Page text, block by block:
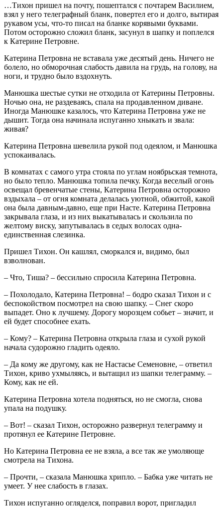
…Тихон пришел на почту, пошептался с почтарем Василием,
взял у него телеграфный бланк, повертел его и долго, вытирая
рукавом усы, что-то писал на бланке корявыми буквами.
Потом осторожно сложил бланк, засунул в шапку и поплелся
к Катерине Петровне.
Катерина Петровна не вставала уже десятый день. Ничего не
болело, но обморочная слабость давила на грудь, на голову, на
ноги, и трудно было вздохнуть.
Манюшка шестые сутки не отходила от Катерины Петровны.
Ночью она, не раздеваясь, спала на продавленном диване.
Иногда Манюшке казалось, что Катерина Петровна уже не
дышит. Тогда она начинала испуганно хныкать и звала:
живая?
Катерина Петровна шевелила рукой под одеялом, и Манюшка
успокаивалась.
В комнатах с самого утра стояла по углам ноябрьская темнота,
но было тепло. Манюшка топила печку. Когда веселый огонь
освещал бревенчатые стены, Катерина Петровна осторожно
вздыхала – от огня комната делалась уютной, обжитой, какой
она была давным-давно, еще при Насте. Катерина Петровна
закрывала глаза, и из них выкатывалась и скользила по
желтому виску, запутывалась в седых волосах одна-
единственная слезинка.
Пришел Тихон. Он кашлял, сморкался и, видимо, был
взволнован.
– Что, Тиша? – бессильно спросила Катерина Петровна.
– Похолодало, Катерина Петровна! – бодро сказал Тихон и с
беспокойством посмотрел на свою шапку. – Снег скоро
выпадет. Оно к лучшему. Дорогу морозцем собьет – значит, и
ей будет способнее ехать.
– Кому? – Катерина Петровна открыла глаза и сухой рукой
начала судорожно гладить одеяло.
– Да кому же другому, как не Настасье Семеновне, – ответил
Тихон, криво ухмыляясь, и вытащил из шапки телеграмму. –
Кому, как не ей.
Катерина Петровна хотела подняться, но не смогла, снова
упала на подушку.
– Вот! – сказал Тихон, осторожно развернул телеграмму и
протянул ее Катерине Петровне.
Но Катерина Петровна ее не взяла, а все так же умоляюще
смотрела на Тихона.
– Прочти, – сказала Манюшка хрипло. – Бабка уже читать не
умеет. У нее слабость в глазах.
Тихон испуганно огляделся, поправил ворот, пригладил